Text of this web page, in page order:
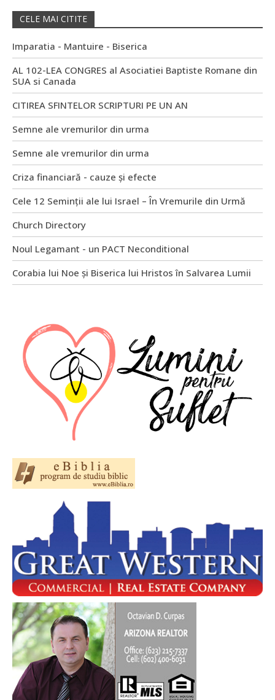
CELE MAI CITITE
Imparatia - Mantuire - Biserica
AL 102-LEA CONGRES al Asociatiei Baptiste Romane din
SUA si Canada
CITIREA SFINTELOR SCRIPTURI PE UN AN
Semne ale vremurilor din urma
Semne ale vremurilor din urma
Criza financiară - cauze și efecte
Cele 12 Seminții ale lui Israel – În Vremurile din Urmă
Church Directory
Noul Legamant - un PACT Neconditional
Corabia lui Noe și Biserica lui Hristos în Salvarea Lumii